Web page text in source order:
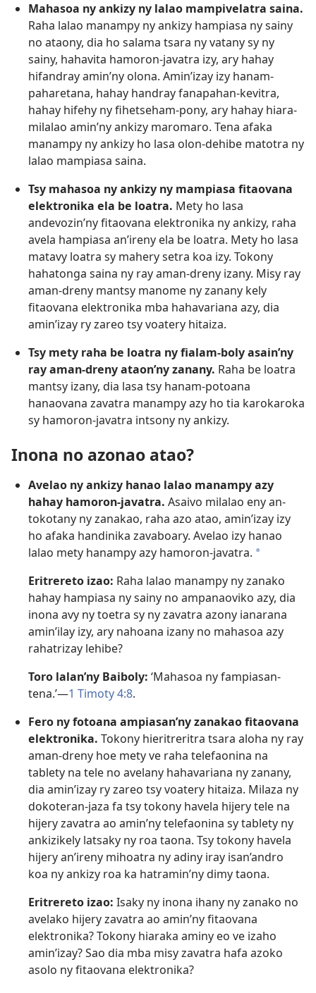
Mahasoa ny ankizy ny lalao mampivelatra saina.
Raha lalao manampy ny ankizy hampiasa ny sainy
no ataony, dia ho salama tsara ny vatany sy ny
sainy, hahavita hamoron-javatra izy, ary hahay
hifandray amin’ny olona. Amin’izay izy hanam-
paharetana, hahay handray fanapahan-kevitra,
hahay hifehy ny fihetseham-pony, ary hahay hiara-
milalao amin’ny ankizy maromaro. Tena afaka
manampy ny ankizy ho lasa olon-dehibe matotra ny
lalao mampiasa saina.
Tsy mahasoa ny ankizy ny mampiasa fitaovana
elektronika ela be loatra. Mety ho lasa
andevozin’ny fitaovana elektronika ny ankizy, raha
avela hampiasa an’ireny ela be loatra. Mety ho lasa
matavy loatra sy mahery setra koa izy. Tokony
hahatonga saina ny ray aman-dreny izany. Misy ray
aman-dreny mantsy manome ny zanany kely
fitaovana elektronika mba hahavariana azy, dia
amin’izay ry zareo tsy voatery hitaiza.
Tsy mety raha be loatra ny fialam-boly asain’ny
ray aman-dreny ataon’ny zanany. Raha be loatra
mantsy izany, dia lasa tsy hanam-potoana
hanaovana zavatra manampy azy ho tia karokaroka
sy hamoron-javatra intsony ny ankizy.
Inona no azonao atao?
Avelao ny ankizy hanao lalao manampy azy
hahay hamoron-javatra. Asaivo milalao eny an-
tokotany ny zanakao, raha azo atao, amin’izay izy
ho afaka handinika zavaboary. Avelao izy hanao
lalao mety hanampy azy hamoron-javatra. a
Eritrereto izao: Raha lalao manampy ny zanako
hahay hampiasa ny sainy no ampanaoviko azy, dia
inona avy ny toetra sy ny zavatra azony ianarana
amin’ilay izy, ary nahoana izany no mahasoa azy
rahatrizay lehibe?
Toro lalan’ny Baiboly: ‘Mahasoa ny fampiasan-
tena.’—1 Timoty 4:8.
Fero ny fotoana ampiasan’ny zanakao fitaovana
elektronika. Tokony hieritreritra tsara aloha ny ray
aman-dreny hoe mety ve raha telefaonina na
tablety na tele no avelany hahavariana ny zanany,
dia amin’izay ry zareo tsy voatery hitaiza. Milaza ny
dokoteran-jaza fa tsy tokony havela hijery tele na
hijery zavatra ao amin’ny telefaonina sy tablety ny
ankizikely latsaky ny roa taona. Tsy tokony havela
hijery an’ireny mihoatra ny adiny iray isan’andro
koa ny ankizy roa ka hatramin’ny dimy taona.
Eritrereto izao: Isaky ny inona ihany ny zanako no
avelako hijery zavatra ao amin’ny fitaovana
elektronika? Tokony hiaraka aminy eo ve izaho
amin’izay? Sao dia mba misy zavatra hafa azoko
asolo ny fitaovana elektronika?